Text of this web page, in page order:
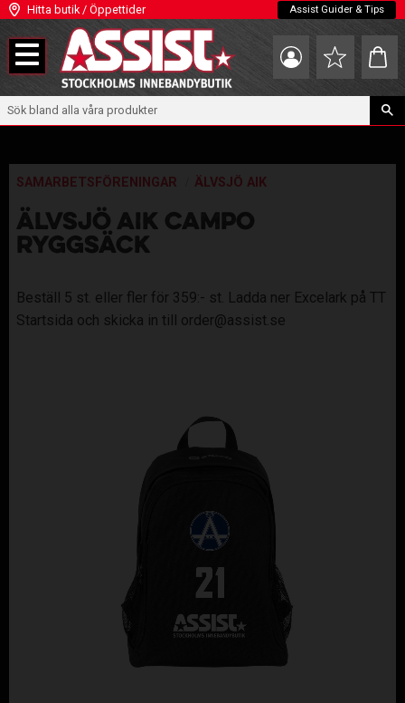
Meny
Hitta butik / Öppettider Assist Guider & Tips
Favoriter
SAMARBETSFÖRENINGAR ÄLVSJÖ AIK
ÄLVSJÖ AIK CAMPO
RYGGSÄCK
Beställ 5 st. eller fler för 359:- st. Ladda ner Excelark på TT
Startsida och skicka in till order@assist.se